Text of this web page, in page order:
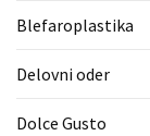
znamka.
Blefaroplastika
Delovni oder
Dolce Gusto